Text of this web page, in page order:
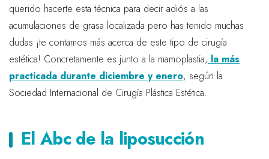
querido hacerte esta técnica para decir adiós a las
acumulaciones de grasa localizada pero has tenido muchas
dudas ¡te contamos más acerca de este tipo de cirugía
estética! Concretamente es junto a la mamoplastia, la más
practicada durante diciembre y enero, según la
Sociedad Internacional de Cirugía Plástica Estética.
El Abc de la liposucción